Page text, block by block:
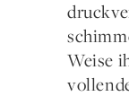
Weise